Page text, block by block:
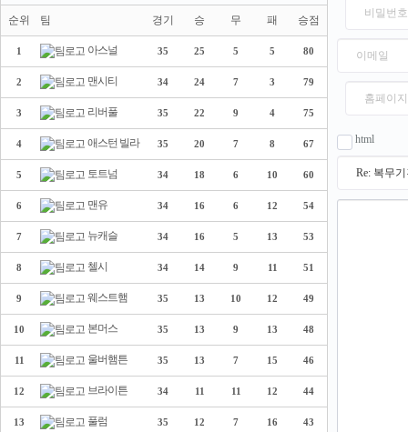
순위 팀 경기 승 무 패 승점
1 아스널 35 25 5 5 80
2 맨시티 34 24 7 3 79
3 리버풀 35 22 9 4 75
4 애스턴 빌라 35 20 7 8 67
5 토트넘 34 18 6 10 60
6 맨유 34 16 6 12 54
7 뉴캐슬 34 16 5 13 53
8 첼시 34 14 9 11 51
9 웨스트햄 35 13 10 12 49
10 본머스 35 13 9 13 48
11 울버햄튼 35 13 7 15 46
12 브라이튼 34 11 11 12 44
13 풀럼 35 12 7 16 43
html